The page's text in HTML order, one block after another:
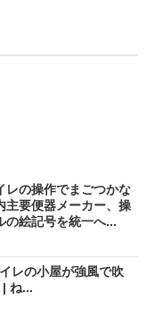
レの操作でまごつかな
要便器メーカー、操
の絵記号を統一へ...
レの小屋が強風で吹
| ね...